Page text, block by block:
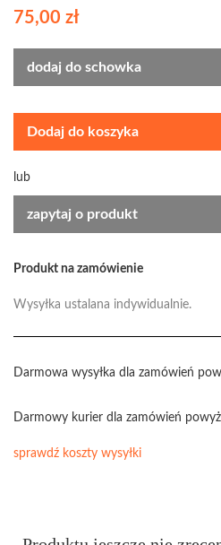
75,00 zł
dodaj do schowka
Dodaj do koszyka
lub
zapytaj o produkt
Produkt na zamówienie
Wysyłka ustalana indywidualnie.
Darmowa wysyłka dla zamówień
Darmowy kurier dla zamówień
sprawdź koszty wysyłki